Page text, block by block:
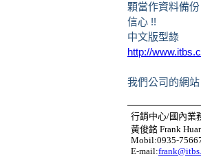
顆當作資料備
信心 !!
中文版型錄
http://
我們公司的網
行銷中心/國內業
黃俊銘 Frank
Mobil:0935-
E-mail: